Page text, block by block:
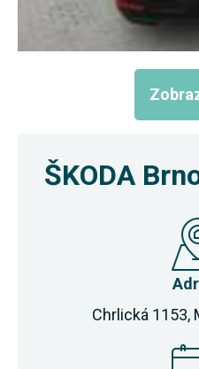
ŠKODA
Chrlická 1153,